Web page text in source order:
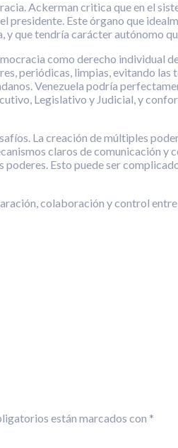
Ackerman critica que en el
Este órgano que
que tendría carácter autónomo
como derecho individual
periódicas, limpias, evitando las
Venezuela podría
Legislativo y Judicial, y
La creación de múltiples
claros de comunicación
Esto puede ser
colaboración y control
están marcados con *